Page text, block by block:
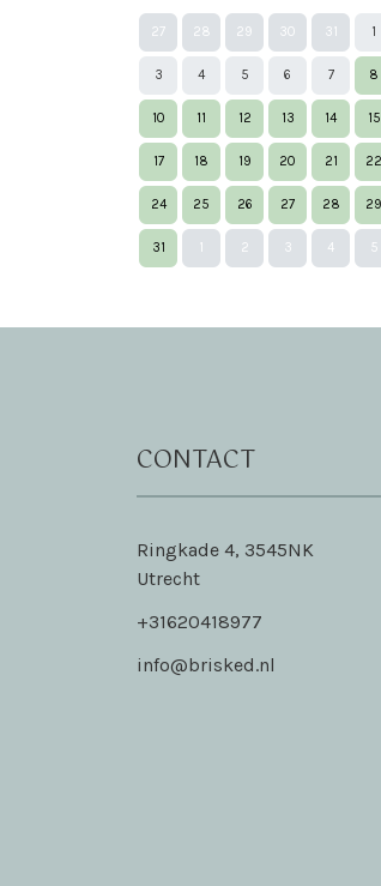
27 28 29 30 31 1
3 4 5 6 7 8
10 11 12 13 14 15
17 18 19 20 21 22
24 25 26 27 28 29
31 2 3 4 5
CONTACT
Ringkade 4, 3545NK
Utrecht
+31620418977
info@brisked.nl